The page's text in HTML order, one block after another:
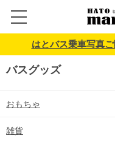
はとバス乗車写真
バスグッズ
おもちゃ
雑貨